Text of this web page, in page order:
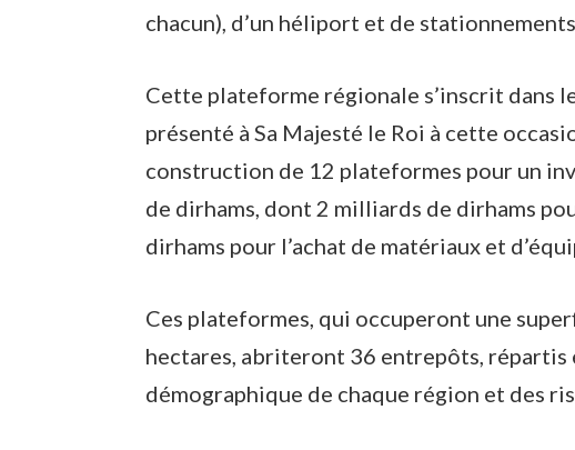
chacun), d’un héliport et de
Cette plateforme régionale s’inscrit dans
présenté à Sa Majesté le Roi à cette
construction de 12 plateformes pour un
de dirhams, dont 2 milliards de dirhams
dirhams pour l’achat de matériaux et
Ces plateformes, qui occuperont une
hectares, abriteront 36 entrepôts,
démographique de chaque région et des